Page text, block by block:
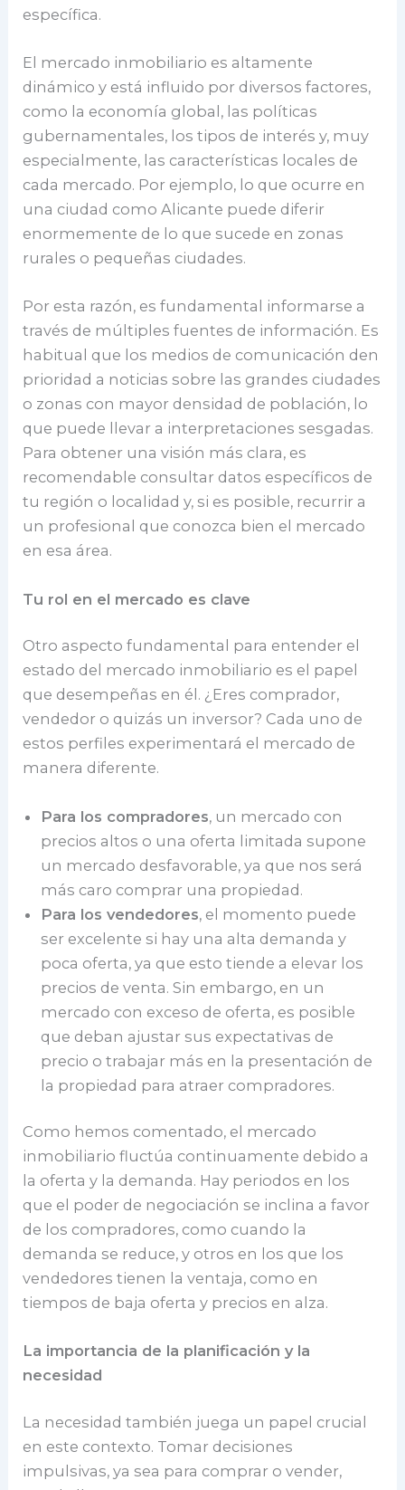
específica.
El mercado inmobiliario es altamente
dinámico y está influido por diversos factores,
como la economía global, las políticas
gubernamentales, los tipos de interés y, muy
especialmente, las características locales de
cada mercado. Por ejemplo, lo que ocurre en
una ciudad como Alicante puede diferir
enormemente de lo que sucede en zonas
rurales o pequeñas ciudades.
Por esta razón, es fundamental informarse a
través de múltiples fuentes de información. Es
habitual que los medios de comunicación den
prioridad a noticias sobre las grandes ciudades
o zonas con mayor densidad de población, lo
que puede llevar a interpretaciones sesgadas.
Para obtener una visión más clara, es
recomendable consultar datos específicos de
tu región o localidad y, si es posible, recurrir a
un profesional que conozca bien el mercado
en esa área.
Tu rol en el mercado es clave
Otro aspecto fundamental para entender el
estado del mercado inmobiliario es el papel
que desempeñas en él. ¿Eres comprador,
vendedor o quizás un inversor? Cada uno de
estos perfiles experimentará el mercado de
manera diferente.
Para los compradores, un mercado con
precios altos o una oferta limitada supone
un mercado desfavorable, ya que nos será
más caro comprar una propiedad.
Para los vendedores, el momento puede
ser excelente si hay una alta demanda y
poca oferta, ya que esto tiende a elevar los
precios de venta. Sin embargo, en un
mercado con exceso de oferta, es posible
que deban ajustar sus expectativas de
precio o trabajar más en la presentación de
la propiedad para atraer compradores.
Como hemos comentado, el mercado
inmobiliario fluctúa continuamente debido a
la oferta y la demanda. Hay periodos en los
que el poder de negociación se inclina a favor
de los compradores, como cuando la
demanda se reduce, y otros en los que los
vendedores tienen la ventaja, como en
tiempos de baja oferta y precios en alza.
La importancia de la planificación y la
necesidad
La necesidad también juega un papel crucial
en este contexto. Tomar decisiones
impulsivas, ya sea para comprar o vender,